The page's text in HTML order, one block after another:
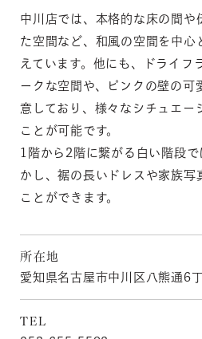
中川店では、本格的な床の間や
た空間など、和風の空間を中心
えています。他にも、ドライフ
ークな空間や、ピンクの壁の可
意しており、様々なシチュエー
ことが可能です。
1階から2階に繋がる白い階段
かし、裾の長いドレスや家族写
ことができます。
所在地
愛知県名古屋市中川区八熊通6
TEL